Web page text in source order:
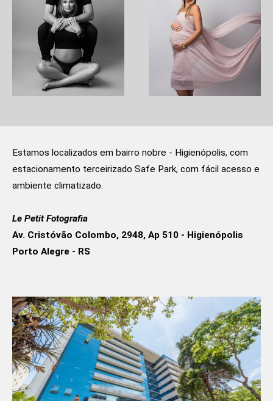
Estamos localizados em bairro nobre - Higienópolis, com
estacionamento terceirizado Safe Park, com fácil acesso e
ambiente climatizado.
Le Petit Fotografia
Av. Cristóvão Colombo, 2948, Ap 510 - Higienópolis
Porto Alegre - RS